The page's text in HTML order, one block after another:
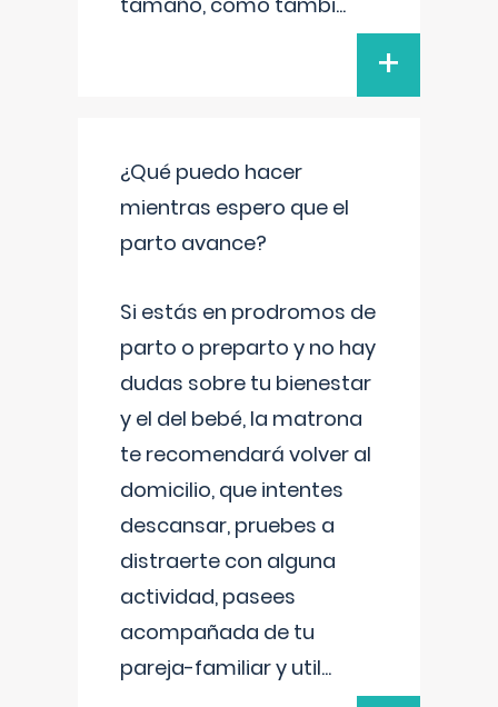
+
¿Qué puedo hacer
mientras espero que el
parto avance?
Si estás en prodromos de
parto o preparto y no hay
dudas sobre tu bienestar
y el del bebé, la matrona
te recomendará volver al
domicilio, que intentes
descansar, pruebes a
distraerte con alguna
actividad, pasees
acompañada de tu
pareja-familiar y util...